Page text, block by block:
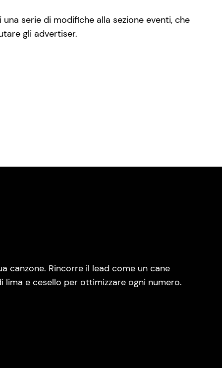
serie di modifiche alla sezione eventi, che
gli advertiser.
canzone. Rincorre il lead come un cane
lima e cesello per ottimizzare ogni numero.